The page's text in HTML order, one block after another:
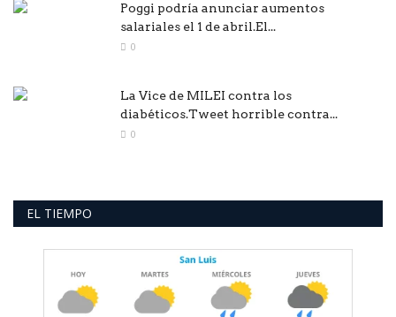
Poggi podría anunciar aumentos
salariales el 1 de abril.El...
0
La Vice de MILEI contra los
diabéticos.Tweet horrible contra...
0
EL TIEMPO